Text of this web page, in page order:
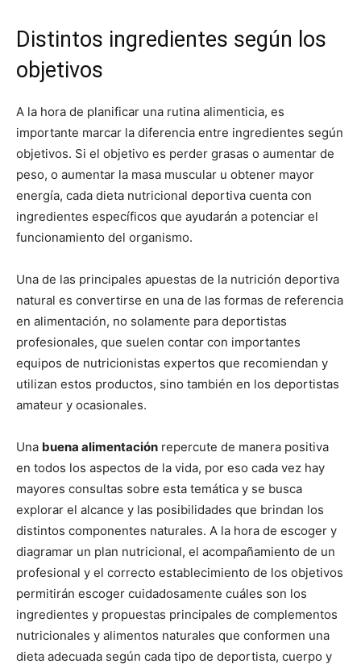
Distintos ingredientes según los
objetivos
A la hora de planificar una rutina alimenticia, es
importante marcar la diferencia entre ingredientes según
objetivos. Si el objetivo es perder grasas o aumentar de
peso, o aumentar la masa muscular u obtener mayor
energía, cada dieta nutricional deportiva cuenta con
ingredientes específicos que ayudarán a potenciar el
funcionamiento del organismo.
Una de las principales apuestas de la nutrición deportiva
natural es convertirse en una de las formas de referencia
en alimentación, no solamente para deportistas
profesionales, que suelen contar con importantes
equipos de nutricionistas expertos que recomiendan y
utilizan estos productos, sino también en los deportistas
amateur y ocasionales.
Una buena alimentación repercute de manera positiva
en todos los aspectos de la vida, por eso cada vez hay
mayores consultas sobre esta temática y se busca
explorar el alcance y las posibilidades que brindan los
distintos componentes naturales. A la hora de escoger y
diagramar un plan nutricional, el acompañamiento de un
profesional y el correcto establecimiento de los objetivos
permitirán escoger cuidadosamente cuáles son los
ingredientes y propuestas principales de complementos
nutricionales y alimentos naturales que conformen una
dieta adecuada según cada tipo de deportista, cuerpo y